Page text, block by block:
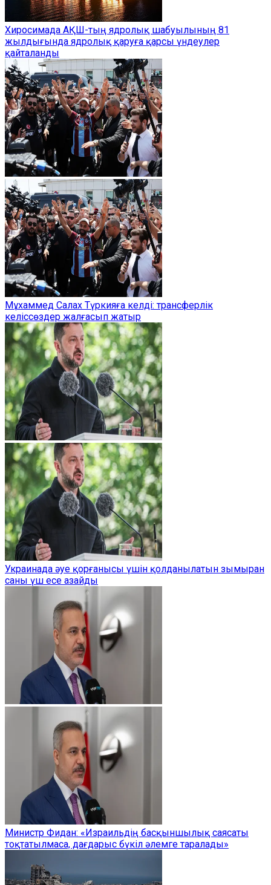
Хиросимада АҚШ-тың ядролық шабуылының 81
жылдығында ядролық қаруға қарсы үндеулер
қайталанды
Мұхаммед Салах Түркияға келді: трансферлік
келіссөздер жалғасып жатыр
Украинада әуе қорғанысы үшін қолданылатын зымыран
саны үш есе азайды
Министр Фидан: «Израильдің басқыншылық саясаты
тоқтатылмаса, дағдарыс бүкіл әлемге таралады»